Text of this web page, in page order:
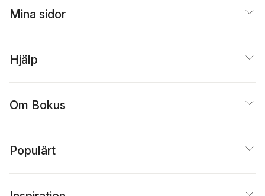
Mina sidor
Hjälp
Om Bokus
Populärt